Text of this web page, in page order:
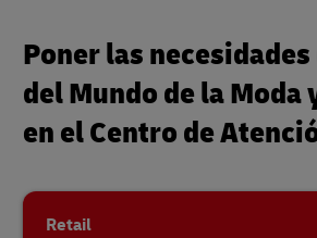
Poner las
del Mundo de la Moda
en el Centro de
Retail